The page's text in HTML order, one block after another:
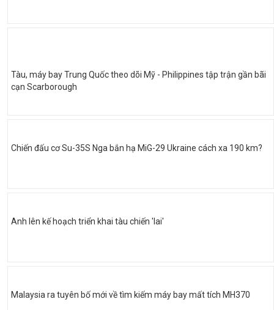
Tàu, máy bay Trung Quốc theo dõi Mỹ - Philippines tập trận gần bãi
cạn Scarborough
Chiến đấu cơ Su-35S Nga bắn hạ MiG-29 Ukraine cách xa 190 km?
Anh lên kế hoạch triển khai tàu chiến 'lai'
Malaysia ra tuyên bố mới về tìm kiếm máy bay mất tích MH370